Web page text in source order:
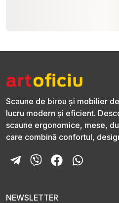
Scaune de birou și mobilier
lucru modern și eficient.
scaune ergonomice, mese,
care combină confortul,
NEWSLETTER